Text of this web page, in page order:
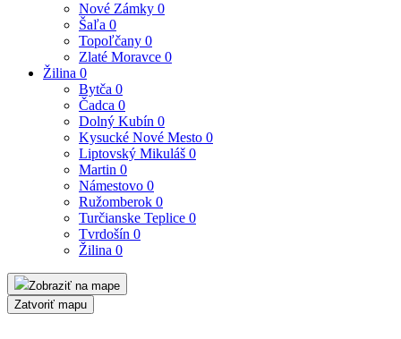
Nové Zámky 0
Šaľa 0
Topoľčany 0
Zlaté Moravce 0
Žilina 0
Bytča 0
Čadca 0
Dolný Kubín 0
Kysucké Nové Mesto 0
Liptovský Mikuláš 0
Martin 0
Námestovo 0
Ružomberok 0
Turčianske Teplice 0
Tvrdošín 0
Žilina 0
Zobraziť na mape
Zatvoriť mapu